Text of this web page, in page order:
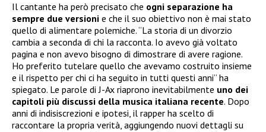
Il cantante ha però precisato che ogni separazione ha
sempre due versioni e che il suo obiettivo non è mai stato
quello di alimentare polemiche. “La storia di un divorzio
cambia a seconda di chi la racconta. Io avevo già voltato
pagina e non avevo bisogno di dimostrare di avere ragione.
Ho preferito tutelare quello che avevamo costruito insieme
e il rispetto per chi ci ha seguito in tutti questi anni” ha
spiegato. Le parole di J-Ax riaprono inevitabilmente uno dei
capitoli più discussi della musica italiana recente. Dopo
anni di indisiscrezioni e ipotesi, il rapper ha scelto di
raccontare la propria verità, aggiungendo nuovi dettagli su